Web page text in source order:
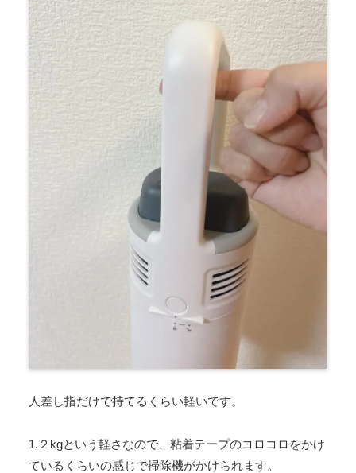
人差し指だけで持てるくらい軽いです。
1.２kgという軽さなので、粘着テープのコロコロをかけ
ているくらいの感じで掃除機がかけられます。